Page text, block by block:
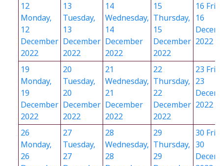
12
Monday,
12
December
2022
13
Tuesday,
13
December
2022
14
Wednesday,
14
December
2022
15
Thursday,
15
December
2022
16
16
2022
19
Monday,
19
December
2022
20
Tuesday,
20
December
2022
21
Wednesday,
21
December
2022
22
Thursday,
22
December
2022
23
23
2022
26
Monday,
26
27
Tuesday,
27
28
Wednesday,
28
29
Thursday,
29
30
30